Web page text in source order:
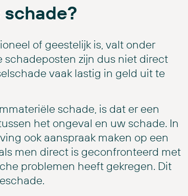
of geestelijk is, valt onder
zijn dus niet direct
vaak lastig in geld uit te
schade, is dat er een
het ongeval en uw schade. In
ook aanspraak maken op een
men direct is geconfronteerd met
problemen heeft gekregen. Dit